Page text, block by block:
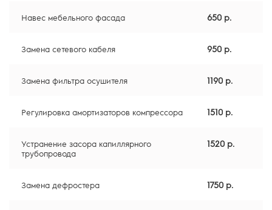
Навес мебельного фасада 650 р.
Замена сетевого кабеля 950 р.
Замена фильтра осушителя 1190 р.
Регулировка амортизаторов компрессора 1510 р.
Устранение засора капиллярного
трубопровода
1520 р.
Замена дефростера 1750 р.